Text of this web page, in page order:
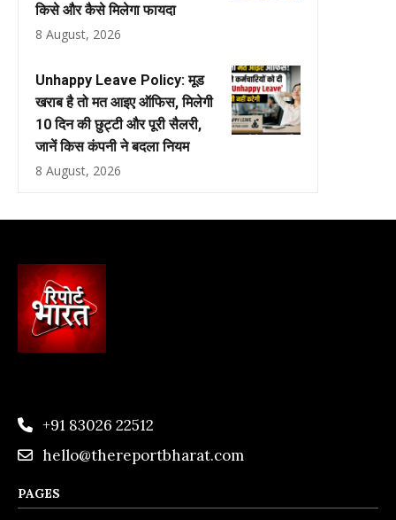
किसे और कैसे मिलेगा फायदा
8 August, 2026
Unhappy Leave Policy: मूड
खराब है तो मत आइए ऑफिस, मिलेगी
10 दिन की छुट्टी और पूरी सैलरी,
जानें किस कंपनी ने बदला नियम
8 August, 2026
+91 83026 22512
hello@thereportbharat.com
PAGES